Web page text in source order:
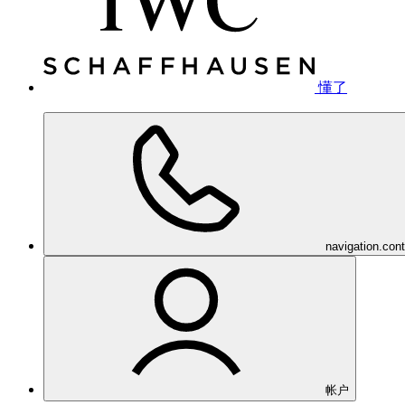
懂了
帐户